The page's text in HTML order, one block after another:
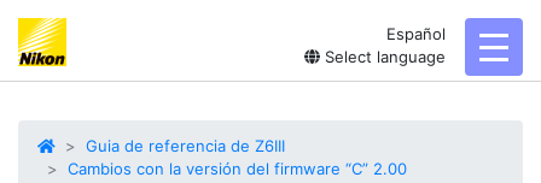
Español
Select language
Guia de referencia de Z6III
Cambios con la versión del firmware “C” 2.00